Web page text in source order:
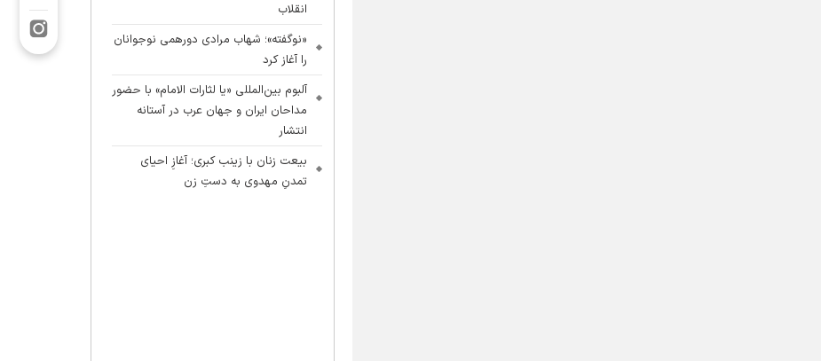
انقلاب
«نوگفته»؛ شهاب مرادی دورهمی نوجوانان
را آغاز کرد
آلبوم بین‌المللی «یا لثارات الامام» با حضور
مداحان ایران و جهان عرب در آستانه
انتشار
بیعت زنان با زینب کبری؛ آغازِ احیای
تمدنِ مهدوی به دستِ زن